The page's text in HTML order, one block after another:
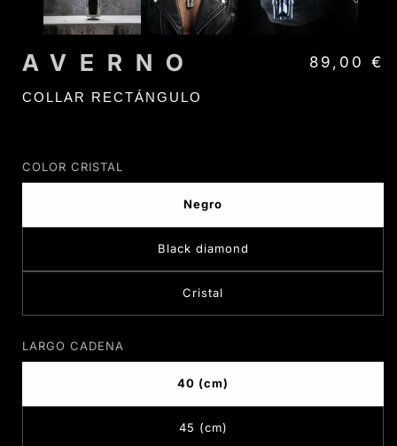
AVERNO
COLLAR RECTÁNGULO
Precio
89,00 €
COLOR CRISTAL
Negro
Black diamond
Cristal
LARGO CADENA
40 (cm)
45 (cm)